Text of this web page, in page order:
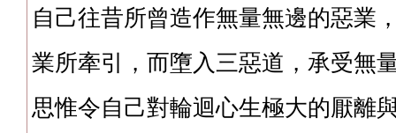
自己往昔所曾造作無量無邊的惡業
業所牽引，而墮入三惡道，承受無
思惟令自己對輪迴心生極大的厭離